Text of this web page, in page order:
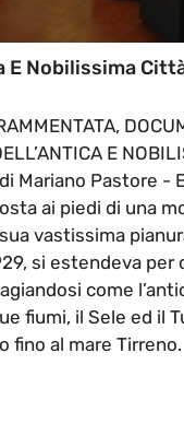
E Nobilissima
E
di Mariano Pastore -
ai piedi di una
vastissima
si estendeva per
come
fiumi, il Sele ed il
fino al mare Tirreno.